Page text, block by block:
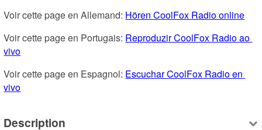
Voir cette page en Allemand: Hören CoolFox Radio online
Voir cette page en Portugais: Reproduzir CoolFox Radio ao
vivo
Voir cette page en Espagnol: Escuchar CoolFox Radio en
vivo
Description